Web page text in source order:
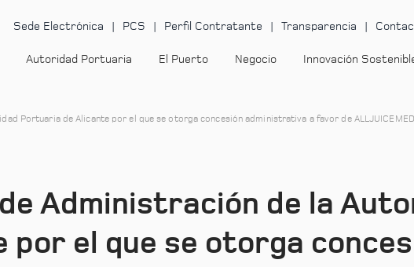
Sede Electrónica PCS Perfil Contratante Transparencia
Autoridad Portuaria El Puerto Negocio Innovación
Portuaria de Alicante por el que se otorga concesión administrativa a favor de
Administración de la
el que se otorga